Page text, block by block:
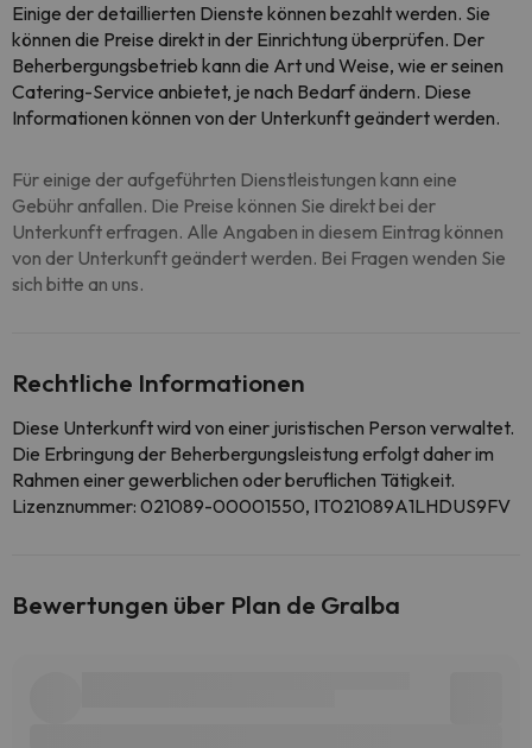
Einige der detaillierten Dienste können bezahlt werden. Sie
können die Preise direkt in der Einrichtung überprüfen. Der
Beherbergungsbetrieb kann die Art und Weise, wie er seinen
Catering-Service anbietet, je nach Bedarf ändern. Diese
Informationen können von der Unterkunft geändert werden.
Für einige der aufgeführten Dienstleistungen kann eine
Gebühr anfallen. Die Preise können Sie direkt bei der
Unterkunft erfragen. Alle Angaben in diesem Eintrag können
von der Unterkunft geändert werden. Bei Fragen wenden Sie
sich bitte an uns.
Rechtliche Informationen
Diese Unterkunft wird von einer juristischen Person verwaltet.
Die Erbringung der Beherbergungsleistung erfolgt daher im
Rahmen einer gewerblichen oder beruflichen Tätigkeit.
Lizenznummer: 021089-00001550, IT021089A1LHDUS9FV
Bewertungen über Plan de Gralba